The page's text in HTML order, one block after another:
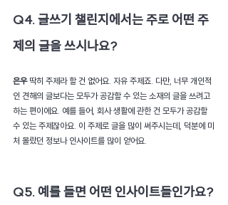
Q4. 글쓰기 챌린지에서는 주로 어떤 주
제의 글을 쓰시나요?
은우 딱히 주제라 할 건 없어요. 자유 주제죠. 다만, 너무 개인적
인 견해의 글보다는 모두가 공감할 수 있는 소재의 글을 쓰려고
하는 편이에요. 예를 들어, 회사 생활에 관한 건 모두가 공감할
수 있는 주제잖아요. 이 주제로 글을 많이 써주시는데, 덕분에 미
처 몰랐던 정보나 인사이트를 많이 얻어요.
Q5. 예를 들면 어떤 인사이트들인가요?